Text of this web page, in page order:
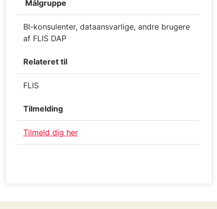
Målgruppe
BI-konsulenter, dataansvarlige, andre brugere
af FLIS DAP
Relateret til
FLIS
Tilmelding
Tilmeld dig her